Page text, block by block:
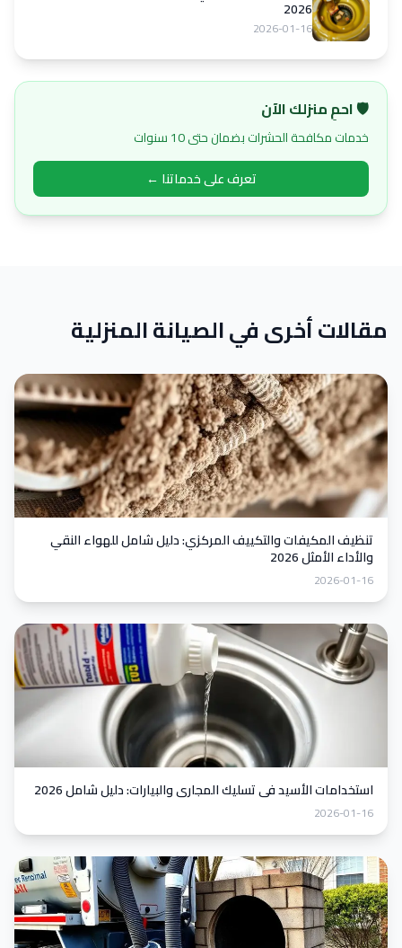
2026
2026-01-16
🛡️ احمِ منزلك الآن
خدمات مكافحة الحشرات بضمان حتى 10 سنوات
تعرف على خدماتنا ←
مقالات أخرى في الصيانة المنزلية
تنظيف المكيفات والتكييف المركزي: دليل شامل للهواء النقي
والأداء الأمثل 2026
2026-01-16
استخدامات الأسيد في تسليك المجاري والبيارات: دليل شامل 2026
2026-01-16